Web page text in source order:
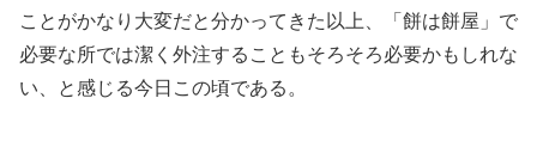
ことがかなり大変だと分かってきた以上、「餅は餅屋」で
必要な所では潔く外注することもそろそろ必要かもしれな
い、と感じる今日この頃である。